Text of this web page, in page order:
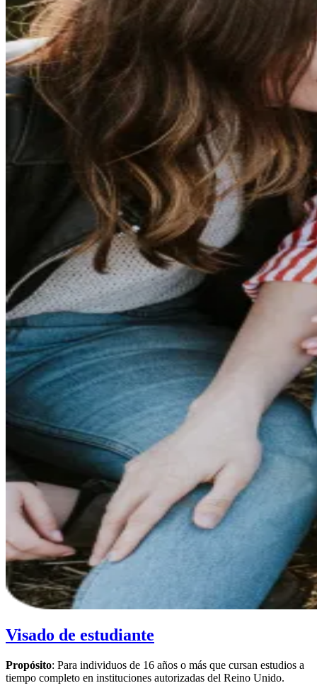
Visado de estudiante
Propósito: Para individuos de 16 años o más que cursan estudios a
tiempo completo en instituciones autorizadas del Reino Unido.